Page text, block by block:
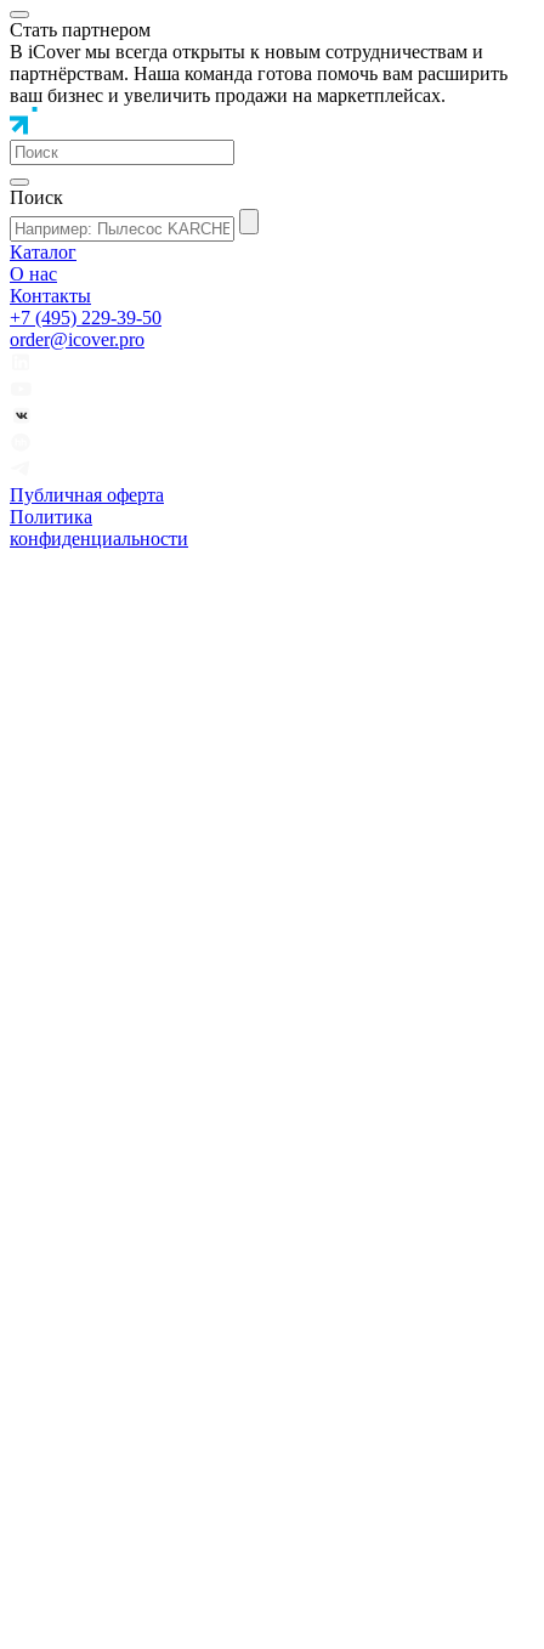
Стать партнером
В iCover мы всегда открыты к новым сотрудничествам и
партнёрствам. Наша команда готова помочь вам расширить
ваш бизнес и увеличить продажи на маркетплейсах.
Поиск
Каталог
О нас
Контакты
+7 (495) 229-39-50
order@icover.pro
Публичная оферта
Политика
конфиденциальности